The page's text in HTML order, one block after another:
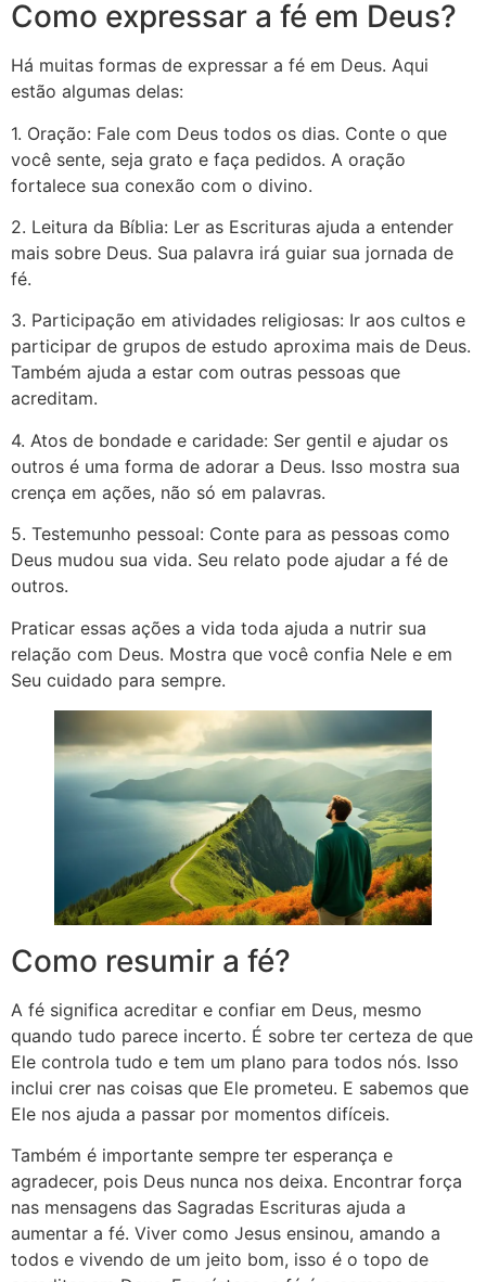
Como expressar a fé em Deus?
Há muitas formas de expressar a fé em Deus. Aqui
estão algumas delas:
1. Oração: Fale com Deus todos os dias. Conte o que
você sente, seja grato e faça pedidos. A oração
fortalece sua conexão com o divino.
2. Leitura da Bíblia: Ler as Escrituras ajuda a entender
mais sobre Deus. Sua palavra irá guiar sua jornada de
fé.
3. Participação em atividades religiosas: Ir aos cultos e
participar de grupos de estudo aproxima mais de Deus.
Também ajuda a estar com outras pessoas que
acreditam.
4. Atos de bondade e caridade: Ser gentil e ajudar os
outros é uma forma de adorar a Deus. Isso mostra sua
crença em ações, não só em palavras.
5. Testemunho pessoal: Conte para as pessoas como
Deus mudou sua vida. Seu relato pode ajudar a fé de
outros.
Praticar essas ações a vida toda ajuda a nutrir sua
relação com Deus. Mostra que você confia Nele e em
Seu cuidado para sempre.
Como resumir a fé?
A fé significa acreditar e confiar em Deus, mesmo
quando tudo parece incerto. É sobre ter certeza de que
Ele controla tudo e tem um plano para todos nós. Isso
inclui crer nas coisas que Ele prometeu. E sabemos que
Ele nos ajuda a passar por momentos difíceis.
Também é importante sempre ter esperança e
agradecer, pois Deus nunca nos deixa. Encontrar força
nas mensagens das Sagradas Escrituras ajuda a
aumentar a fé. Viver como Jesus ensinou, amando a
todos e vivendo de um jeito bom, isso é o topo de